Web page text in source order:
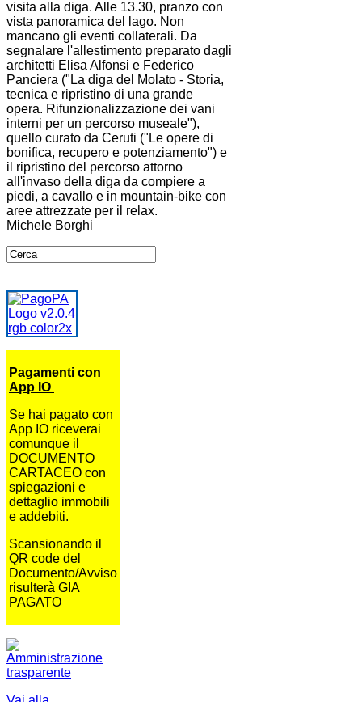
visita alla diga. Alle 13.30, pranzo con
vista panoramica del lago. Non
mancano gli eventi collaterali. Da
segnalare l'allestimento preparato dagli
architetti Elisa Alfonsi e Federico
Panciera ("La diga del Molato - Storia,
tecnica e ripristino di una grande
opera. Rifunzionalizzazione dei vani
interni per un percorso museale"),
quello curato da Ceruti ("Le opere di
bonifica, recupero e potenziamento") e
il ripristino del percorso attorno
all'invaso della diga da compiere a
piedi, a cavallo e in mountain-bike con
aree attrezzate per il relax.
Michele Borghi
Pagamenti con
App IO
Se hai pagato con
App IO riceverai
comunque il
DOCUMENTO
CARTACEO con
spiegazioni e
dettaglio immobili
e addebiti.
Scansionando il
QR code del
Documento/Avviso
risulterà GIA
PAGATO